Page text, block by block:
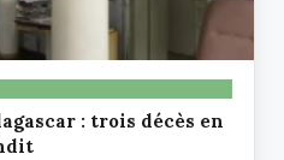
: trois décès en